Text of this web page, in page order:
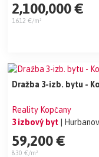
2,100,000 €
1612 €/m²
Dražba 3-izb. bytu -
Reality Kopčany
3 izbový byt |
59,200 €
830 €/m²